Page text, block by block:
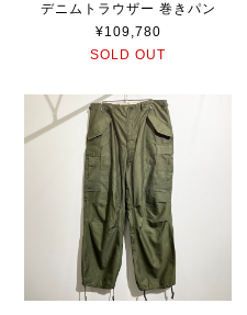
デニムトラウザー 巻きパン
¥109,780
SOLD OUT